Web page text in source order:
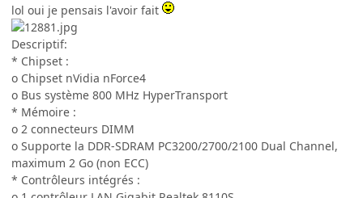
lol oui je pensais l'avoir fait
Descriptif:
* Chipset :
o Chipset nVidia nForce4
o Bus système 800 MHz HyperTransport
* Mémoire :
o 2 connecteurs DIMM
o Supporte la DDR-SDRAM PC3200/2700/2100 Dual Channel,
maximum 2 Go (non ECC)
* Contrôleurs intégrés :